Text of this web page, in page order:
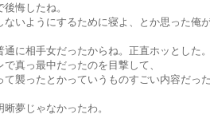
悔したね。
ないようにするために寝よ、とか思った俺
通に相手女だったからね。正直ホッとした
真っ最中だったのを目撃して、
て襲ったとかっていうものすごい内容だっ
夢じゃなかったわ。